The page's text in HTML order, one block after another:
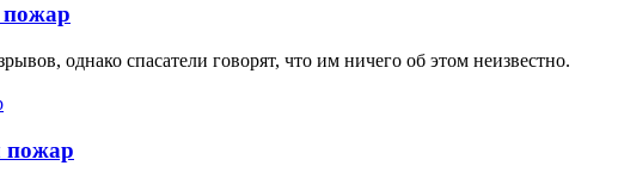
однако спасатели говорят, что им ничего об этом неизвестно.
пожар